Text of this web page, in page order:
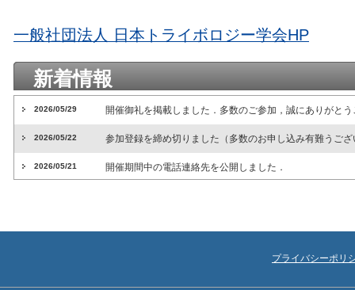
一般社団法人 日本トライボロジー学会HP
新着情報
2026/05/29 開催御礼を掲載しました．多数のご参加，誠にありがと
2026/05/22 参加登録を締め切りました（多数のお申し込み有難うご
2026/05/21 開催期間中の電話連絡先を公開しました．
展示参加企業・団体リストを公開しました．プライバシーポリ